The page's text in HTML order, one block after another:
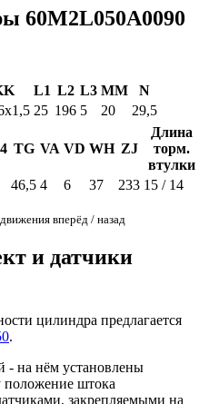
60M2L050A0090
L1 L2 L3 MM
N
25 196 5 20 29,5
TG VA VD WH ZJ
Длина
торм.
втулки
46,5 4 6 37 233 15 / 14
вперёд / назад
и датчики
цилиндра предлагается
.
на нём установлены
положение штока
закрепляемыми на